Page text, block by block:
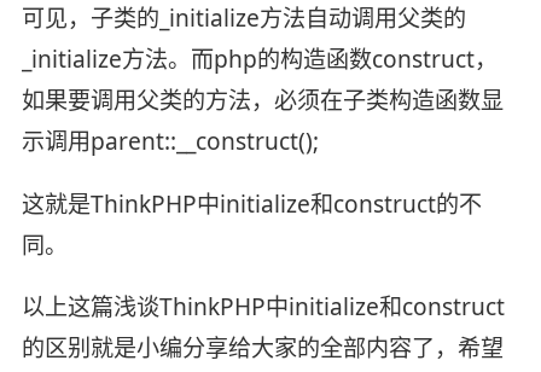
可见，子类的_initialize方法自动调用父类的
_initialize方法。而php的构造函数construct，
如果要调用父类的方法，必须在子类构造函数显
示调用parent::__construct();
这就是ThinkPHP中initialize和construct的不
同。
以上这篇浅谈ThinkPHP中initialize和construct
的区别就是小编分享给大家的全部内容了，希望